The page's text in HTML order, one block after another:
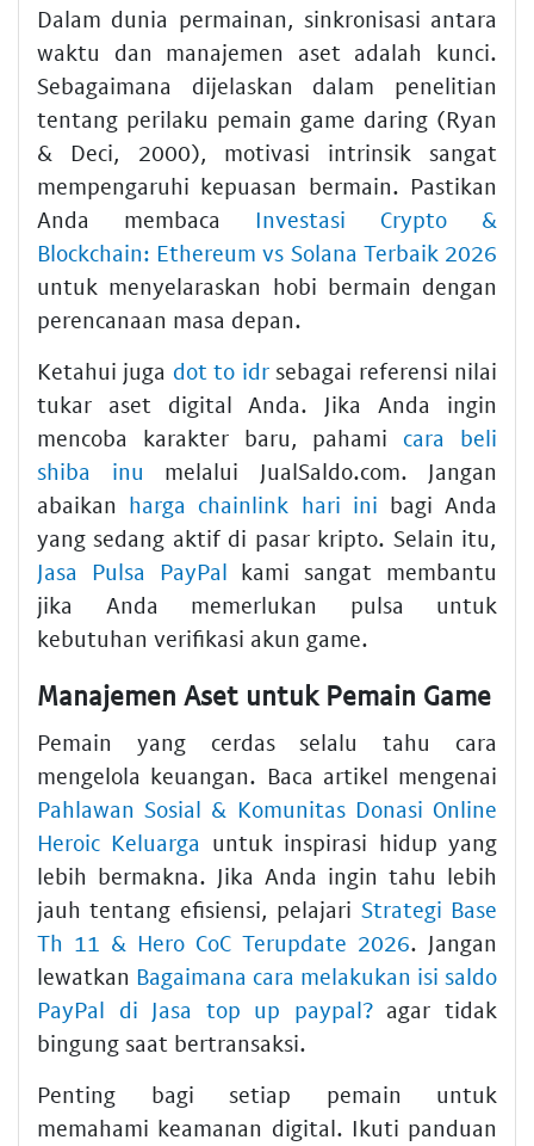
Dalam dunia permainan, sinkronisasi antara
waktu dan manajemen aset adalah kunci.
Sebagaimana dijelaskan dalam penelitian
tentang perilaku pemain game daring (Ryan
& Deci, 2000), motivasi intrinsik sangat
mempengaruhi kepuasan bermain. Pastikan
Anda membaca Investasi Crypto &
Blockchain: Ethereum vs Solana Terbaik 2026
untuk menyelaraskan hobi bermain dengan
perencanaan masa depan.
Ketahui juga dot to idrsebagai referensi nilai
tukar aset digital Anda. Jika Anda ingin
mencoba karakter baru, pahami cara beli
shiba inu melalui JualSaldo.com. Jangan
abaikan harga chainlink hari ini bagi Anda
yang sedang aktif di pasar kripto. Selain itu,
Jasa Pulsa PayPal kami sangat membantu
jika Anda memerlukan pulsa untuk
kebutuhan verifikasi akun game.
Manajemen Aset untuk Pemain Game
Pemain yang cerdas selalu tahu cara
mengelola keuangan. Baca artikel mengenai
Pahlawan Sosial & Komunitas Donasi Online
Heroic Keluarga untuk inspirasi hidup yang
lebih bermakna. Jika Anda ingin tahu lebih
jauh tentang efisiensi, pelajari Strategi Base
Th 11 & Hero CoC Terupdate 2026. Jangan
lewatkan Bagaimana cara melakukan isi saldo
PayPal di Jasa top up paypal?agar tidak
bingung saat bertransaksi.
Penting bagi setiap pemain untuk
memahami keamanan digital. Ikuti panduan